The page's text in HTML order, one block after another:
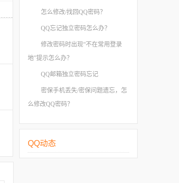
怎么修改/找回QQ密码？
QQ忘记独立密码怎么办？
修改密码时出现“不在常用登录
地”提示怎么办？
QQ邮箱独立密码忘记
密保手机丢失/密保问题遗忘，怎
么修改QQ密码？
QQ动态